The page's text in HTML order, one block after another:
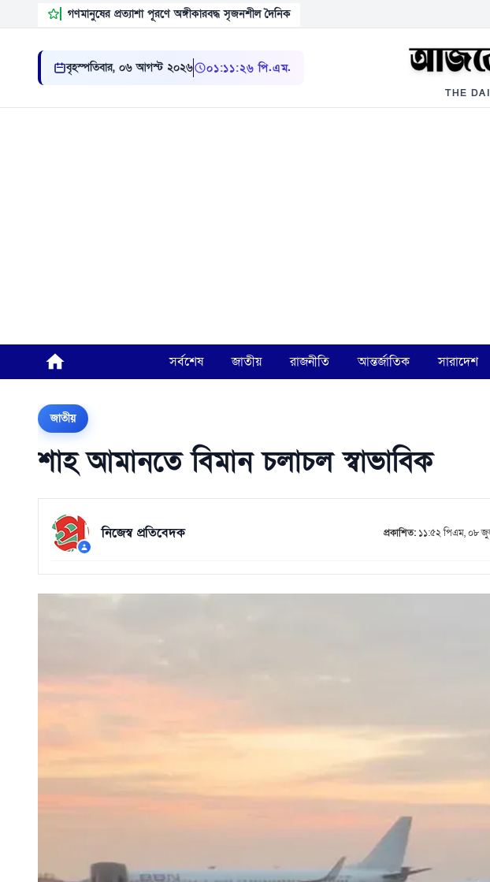
গণমানুষের প্রত্যাশা পূরণে অঙ্গীকারবদ্ধ সৃজনশীল দৈনিক
বৃহস্পতিবার, ০৬ আগস্ট ২০২৬ ০১ ১১ ২৭ পি.এম.
THE
সর্বশেষ জাতীয় রাজনীতি আন্তর্জাতিক সারাদেশ
জাতীয়
শাহ আমানতে বিমান চলাচল স্বাভাবিক
নিজেস্ব প্রতিবেদক প্রকাশিত: ১১:৫২ পিএম, ০৮